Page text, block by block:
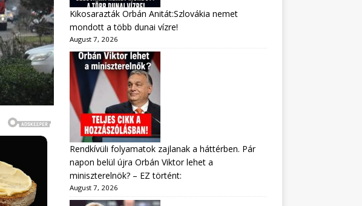
Kikosarazták Orbán Anitát:Szlovákia nemet
mondott a több dunai vízre!
August 7, 2026
Rendkívüli folyamatok zajlanak a háttérben. Pár
napon belül újra Orbán Viktor lehet a
miniszterelnök? – EZ történt:
August 7, 2026